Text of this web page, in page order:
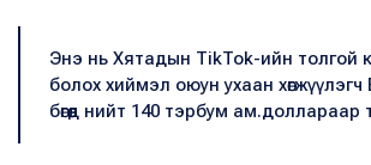
Энэ нь Хятадын TikTok-ийн толгой
болох хиймэл оюун ухаан
бөгөөд нийт 140 тэрбум ам.доллараар